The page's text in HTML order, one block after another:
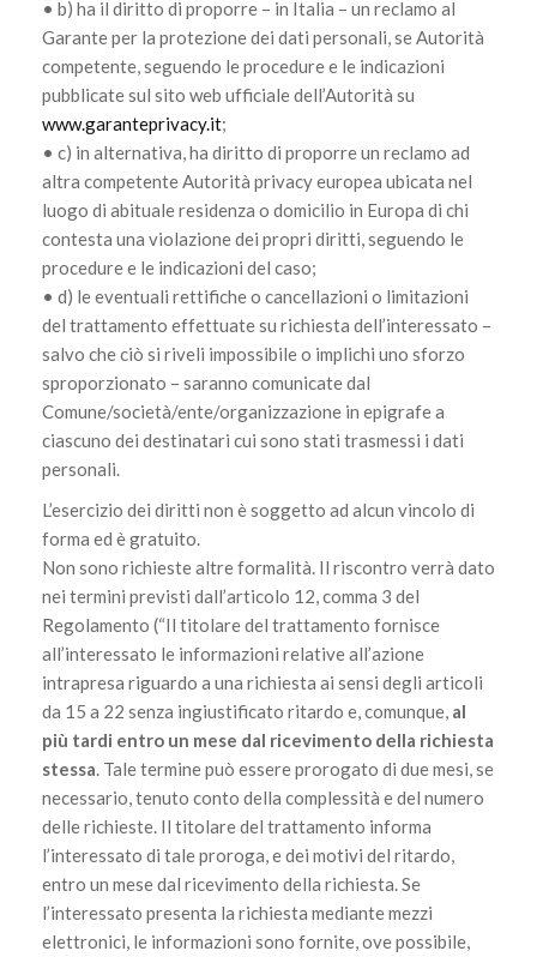
• b) ha il diritto di proporre – in Italia – un reclamo al
Garante per la protezione dei dati personali, se Autorità
competente, seguendo le procedure e le indicazioni
pubblicate sul sito web ufficiale dell’Autorità su
www.garanteprivacy.it;
• c) in alternativa, ha diritto di proporre un reclamo ad
altra competente Autorità privacy europea ubicata nel
luogo di abituale residenza o domicilio in Europa di chi
contesta una violazione dei propri diritti, seguendo le
procedure e le indicazioni del caso;
• d) le eventuali rettifiche o cancellazioni o limitazioni
del trattamento effettuate su richiesta dell’interessato –
salvo che ciò si riveli impossibile o implichi uno sforzo
sproporzionato – saranno comunicate dal
Comune/società/ente/organizzazione in epigrafe a
ciascuno dei destinatari cui sono stati trasmessi i dati
personali.
L’esercizio dei diritti non è soggetto ad alcun vincolo di
forma ed è gratuito.
Non sono richieste altre formalità. Il riscontro verrà dato
nei termini previsti dall’articolo 12, comma 3 del
Regolamento (“Il titolare del trattamento fornisce
all’interessato le informazioni relative all’azione
intrapresa riguardo a una richiesta ai sensi degli articoli
da 15 a 22 senza ingiustificato ritardo e, comunque, al
più tardi entro un mese dal ricevimento della richiesta
stessa. Tale termine può essere prorogato di due mesi, se
necessario, tenuto conto della complessità e del numero
delle richieste. Il titolare del trattamento informa
l’interessato di tale proroga, e dei motivi del ritardo,
entro un mese dal ricevimento della richiesta. Se
l’interessato presenta la richiesta mediante mezzi
elettronici, le informazioni sono fornite, ove possibile,